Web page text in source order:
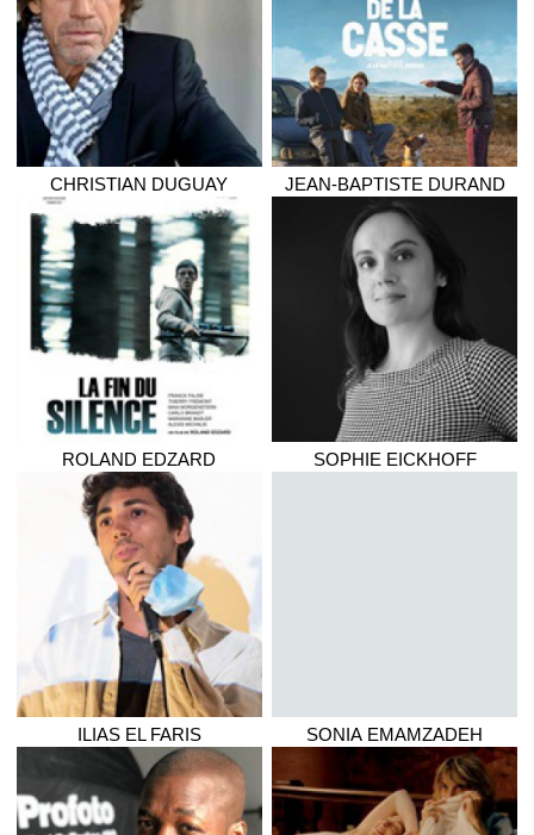
CHRISTIAN DUGUAY JEAN-BAPTISTE DURAND
ROLAND EDZARD SOPHIE EICKHOFF
ILIAS EL FARIS SONIA EMAMZADEH